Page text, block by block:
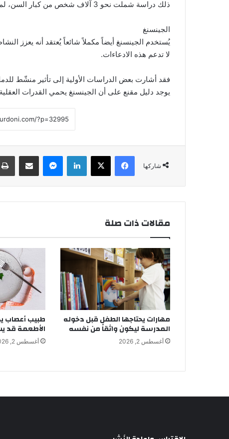
ذلك دراسة شملت نحو 3 آلاف شخص من كبار السن، لم تجد أي دليل على أن الجنكة تمنع الخرف أو تُبطئ تقدمه.
الجينسنغ
يُستخدم الجينسنغ أيضاً مكملاً شائعاً يُعتقد أنه يعزز
لا تدعم هذه الادعاءات.
فقد أشارت بعض الدراسات الأولية إلى تأثير منشّط
يوجد دليل مقنع على أن الجينسنغ يحمي القدرات
شاركها
فيسبوك لينكدإن
مقالات ذات صلة
مهارات يحتاجها الطفل قبل دخوله
المدرسة ليكون واثقاً من نفسه
أغسطس 2, 2026
طبيب أعصاب
الأطعمة قد
أغسطس 2, 2026